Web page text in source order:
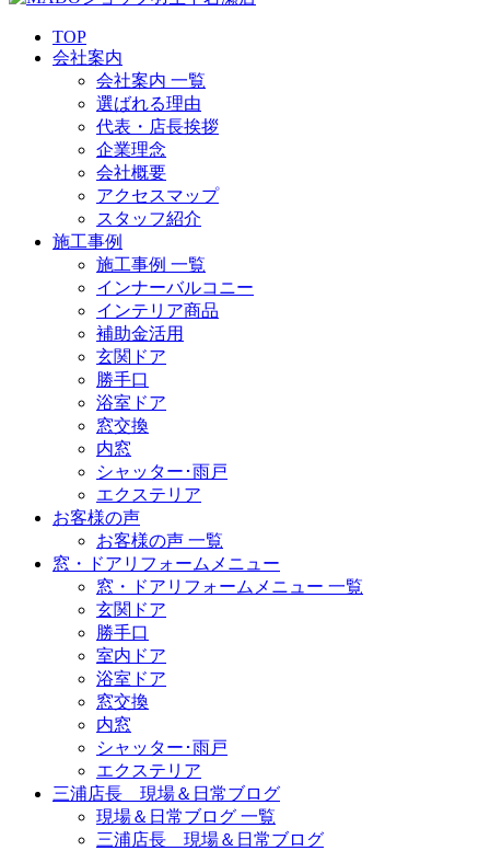
TOP
会社案内
会社案内 一覧
選ばれる理由
代表・店長挨拶
企業理念
会社概要
アクセスマップ
スタッフ紹介
施工事例
施工事例 一覧
インナーバルコニー
インテリア商品
補助金活用
玄関ドア
勝手口
浴室ドア
窓交換
内窓
シャッター･雨戸
エクステリア
お客様の声
お客様の声 一覧
窓・ドアリフォームメニュー
窓・ドアリフォームメニュー 一覧
玄関ドア
勝手口
室内ドア
浴室ドア
窓交換
内窓
シャッター･雨戸
エクステリア
三浦店長 現場＆日常ブログ
現場＆日常ブログ 一覧
三浦店長 現場＆日常ブログ